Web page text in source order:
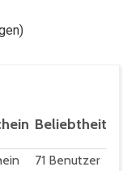
Beliebtheit
71 Benutzer